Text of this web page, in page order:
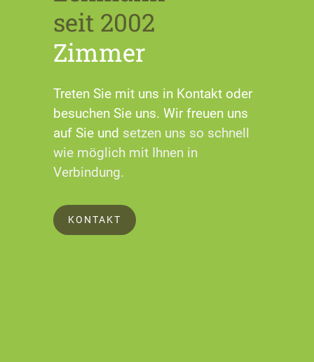
seit 2002
Zimmer
Treten Sie mit uns in Kontakt oder
besuchen Sie uns. Wir freuen uns
auf Sie und setzen uns so schnell
wie möglich mit Ihnen in
Verbindung.
KONTAKT